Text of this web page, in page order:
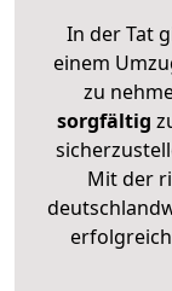
In der Tat
einem
zu
sorgfältig
Mit der